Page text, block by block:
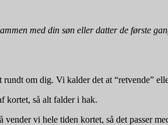
med din søn eller datter de første
om dig. Vi kalder det at “retvende”
kortet, så alt falder i hak.
vi hele tiden kortet, så det passer